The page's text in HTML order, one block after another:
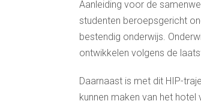
Aanleiding voor de
studenten beroepsgericht
bestendig onderwijs.
ontwikkelen volgens de
Daarnaast is met dit HIP-
kunnen maken van het